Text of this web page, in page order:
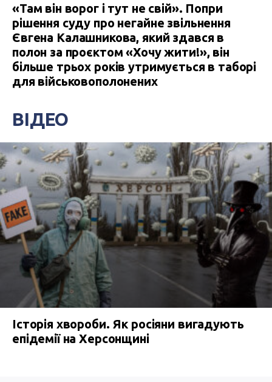
«Там він ворог і тут не свій». Попри
рішення суду про негайне звільнення
Євгена Калашникова, який здався в
полон за проєктом «Хочу жити!», він
більше трьох років утримується в таборі
для військовополонених
ВІДЕО
Історія хвороби. Як росіяни вигадують
епідемії на Херсонщині